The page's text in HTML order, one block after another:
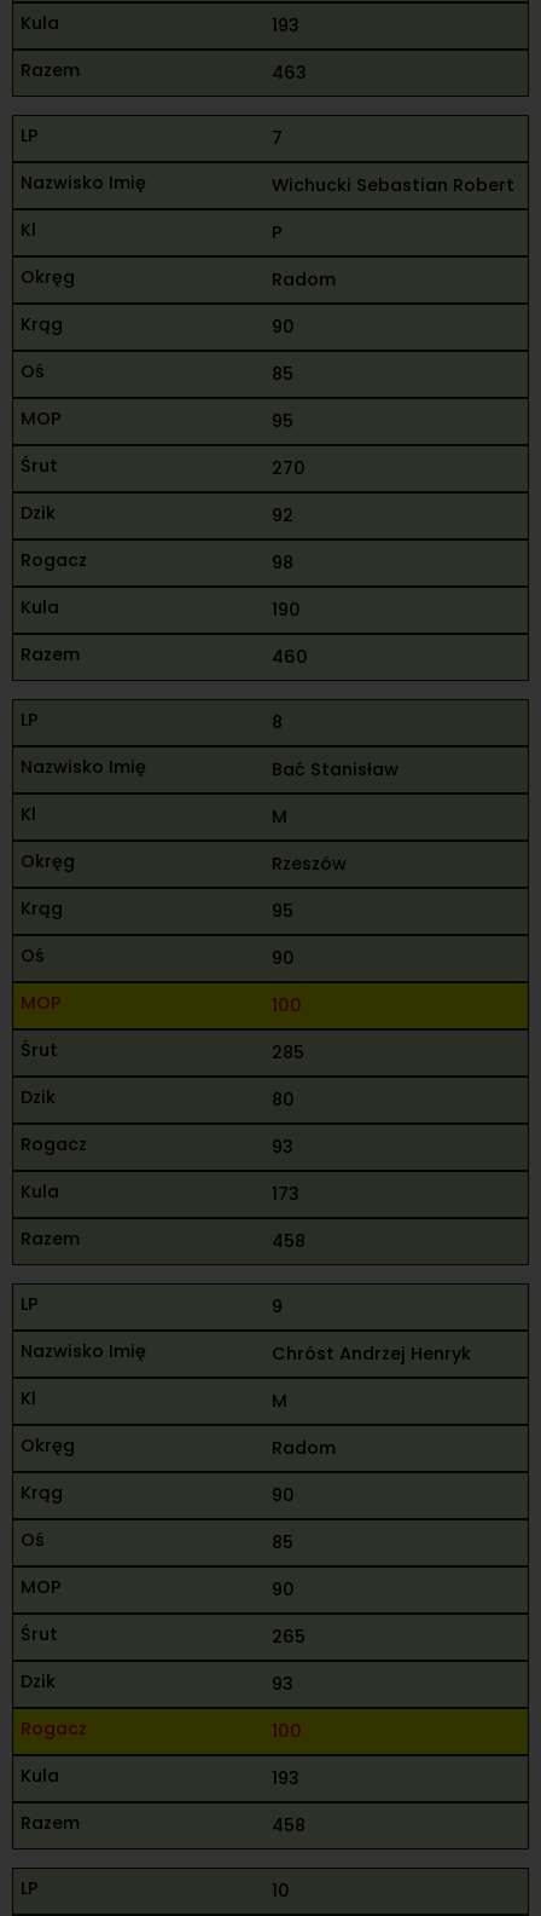
193
463
7
Wichucki Sebastian Robert
P
Radom
90
85
95
270
92
98
190
460
8
Bać Stanisław
M
Rzeszów
95
90
100
285
80
93
173
458
9
Chróst Andrzej Henryk
M
Radom
90
85
90
265
93
100
193
458
10